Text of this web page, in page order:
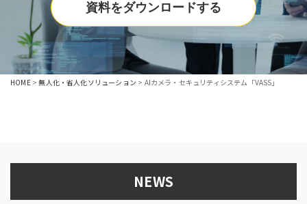
HOME>無人化・省人化ソリューション > AIカメラ・セキュリティシステム「VASS」
資料をダウンロードする
NEWS